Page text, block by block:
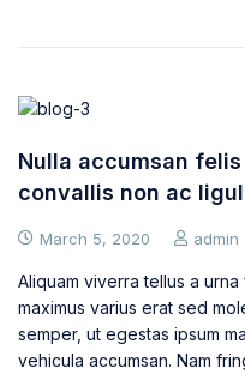
Nulla accumsan
convallis non ac
March 5, 2020 admin
Aliquam viverra tellus a
maximus varius erat sed
semper, ut egestas ipsum
vehicula accumsan. Nam